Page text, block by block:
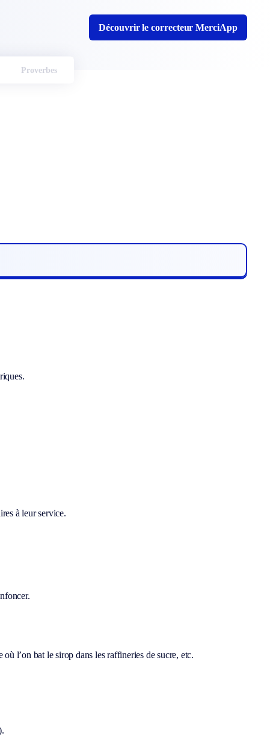
Découvrir le correcteur MerciApp
Proverbes
à leur service.
l’on bat le sirop dans les raffineries de sucre, etc.